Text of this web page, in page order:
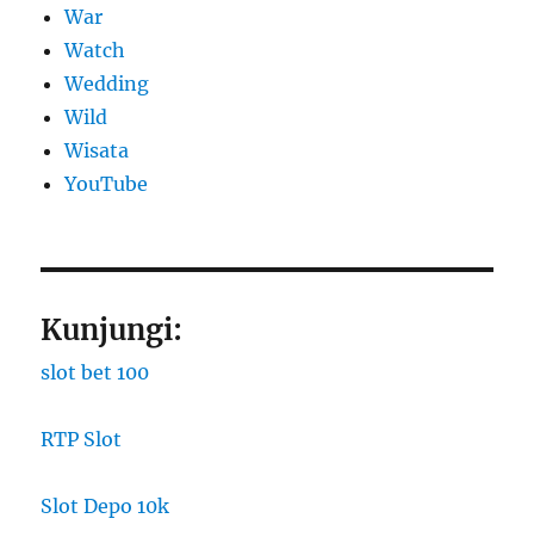
War
Watch
Wedding
Wild
Wisata
YouTube
Kunjungi:
slot bet 100
RTP Slot
Slot Depo 10k